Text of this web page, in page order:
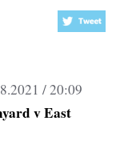
/ 20:09
v East